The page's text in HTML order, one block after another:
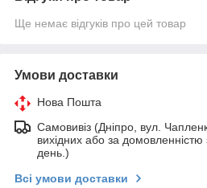
Ще немає відгуків про цей товар
Умови доставки
Нова Пошта
Самовивіз (Дніпро, вул.
вихідних або за
день.)
Всі умови доставки